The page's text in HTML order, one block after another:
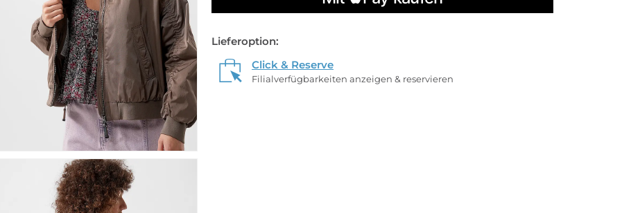
Lieferoption:
Click & Reserve
Filialverfügbarkeiten anzeigen & reservieren